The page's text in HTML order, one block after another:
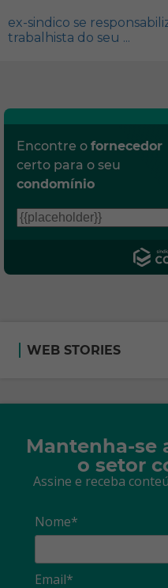
ex-sindico se
trabalhista do seu ...
Encontre o fornecedor
certo para o seu
condomínio
WEB STORIES
Mantenha-se
o setor
Assine e receba
Nome*
Email*